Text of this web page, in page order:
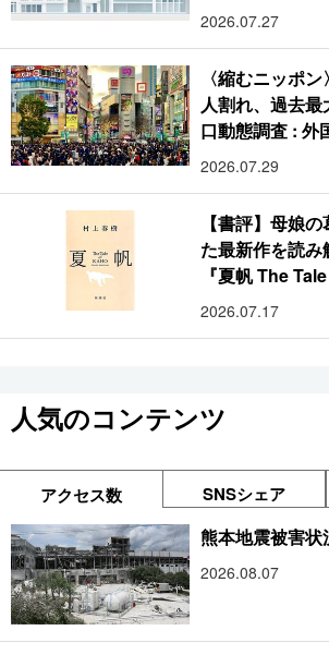
2026.07.27
〈縮むニッポ
人割れ、過去
口動態調査 : 外
2026.07.29
【書評】母娘
た最新作を読
『夏帆 The
2026.07.17
人気のコンテンツ
アクセス数 SNSシェア
熊本地震被害状
2026.08.07